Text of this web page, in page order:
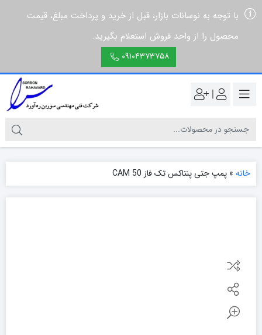
با توجه به نوسانات بازار، قبل از خرید و پرداخت مبلغ، قیمت
محصول را از واحد فروش استعلام بگیرید.
۰۹۱۰۴۳۷۳۷۵۸
|
خانه » پمپ جتی پنتاکس تک فاز CAM 50